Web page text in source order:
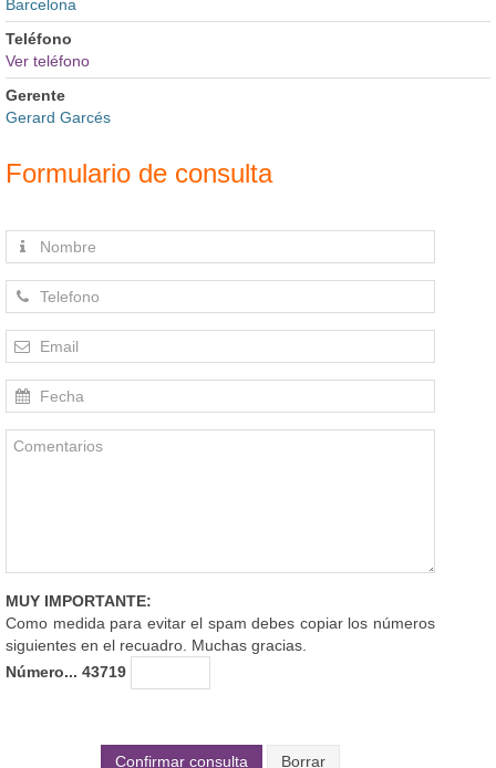
Barcelona
Teléfono
Ver teléfono
Gerente
Gerard Garcés
Formulario de consulta
MUY IMPORTANTE:
Como medida para evitar el spam debes copiar los números
siguientes en el recuadro. Muchas gracias.
Número... 43719
Confirmar consulta